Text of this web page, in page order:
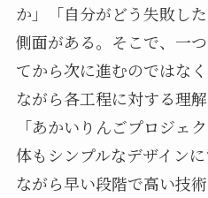
か」「自分がどう失敗し
側面がある。そこで、一
てから次に進むのではな
ながら各工程に対する理
「あかいりんごプロジェ
体もシンプルなデザイン
ながら早い段階で高い技